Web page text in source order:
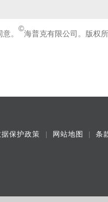
。
©
海普克有限公司。版权
据保护政策 网站地图 条